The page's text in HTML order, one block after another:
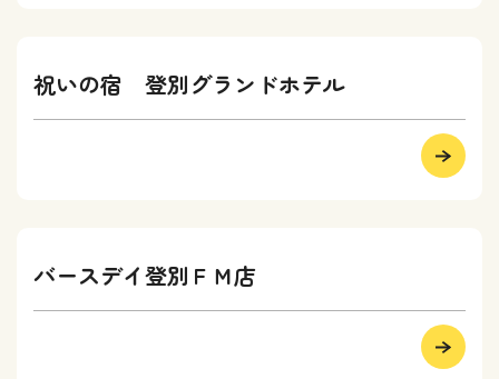
祝いの宿 登別グランドホテル
バースデイ登別ＦＭ店